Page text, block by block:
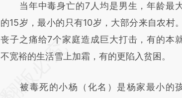
当年中毒身亡的7人均是男生，年龄最
的15岁，最小的只有10岁，大部分来自农村。
丧子之痛给7个家庭造成巨大打击，有的本
不宽裕的生活雪上加霜，有的更陷入贫困。
被毒死的小杨（化名）是杨家最小的